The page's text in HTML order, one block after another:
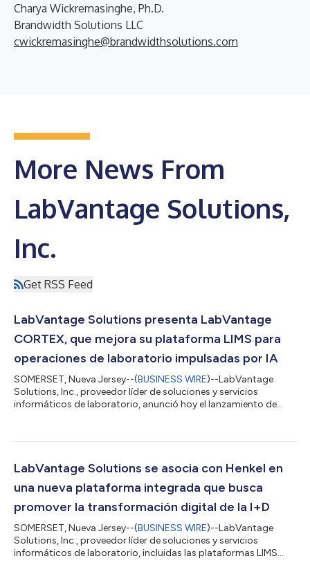
Charya Wickremasinghe, Ph.D.
Brandwidth Solutions LLC
cwickremasinghe@brandwidthsolutions.com
More News From
LabVantage Solutions,
Inc.
Get RSS Feed
LabVantage Solutions presenta LabVantage
CORTEX, que mejora su plataforma LIMS para
operaciones de laboratorio impulsadas por IA
SOMERSET, Nueva Jersey--(BUSINESS WIRE)--LabVantage
Solutions, Inc., proveedor líder de soluciones y servicios
informáticos de laboratorio, anunció hoy el lanzamiento de
representa una evolución estratégica de la cartera de
que integra IA avanzada y automatización más inteligente en la
experiencia central de LabV...
LabVantage Solutions se asocia con Henkel en
una nueva plataforma integrada que busca
promover la transformación digital de la I+D
SOMERSET, Nueva Jersey--(BUSINESS WIRE)--LabVantage
Solutions, Inc., proveedor líder de soluciones y servicios
informáticos de laboratorio, incluidas las plataformas LIMS